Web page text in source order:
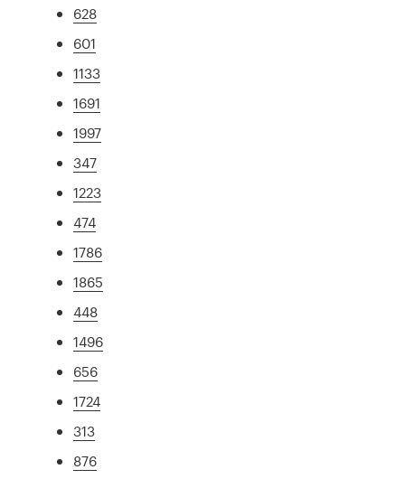
628
601
1133
1691
1997
347
1223
474
1786
1865
448
1496
656
1724
313
876